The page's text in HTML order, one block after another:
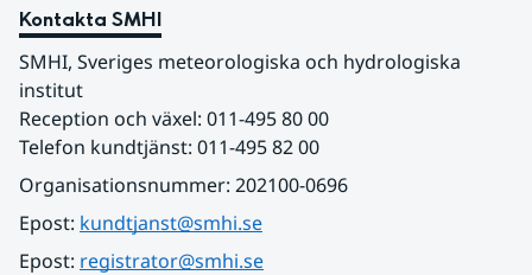
Kontakta SMHI
SMHI, Sveriges meteorologiska och hydrologiska
institut
Reception och växel: 011-495 80 00
Telefon kundtjänst: 011-495 82 00
Organisationsnummer: 202100-0696
Epost: kundtjanst@smhi.se
Epost: registrator@smhi.se